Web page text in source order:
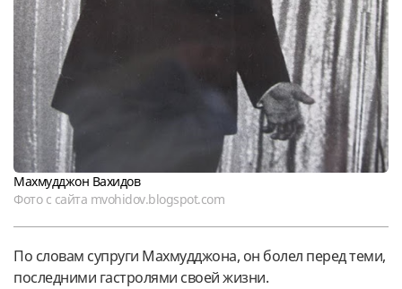
Махмудджон Вахидов
Фото с сайта mvohidov.blogspot.com
По словам супруги Махмудджона, он болел перед теми,
последними гастролями своей жизни.